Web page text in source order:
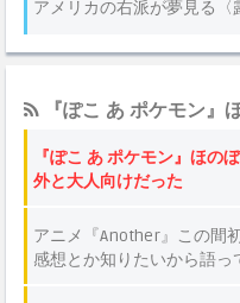
『ぽこ あ ポケモン』
『ぽこ あ ポケモン』ほの
外と大人向けだった
アニメ『Another』この間
感想とか知りたいから語っ